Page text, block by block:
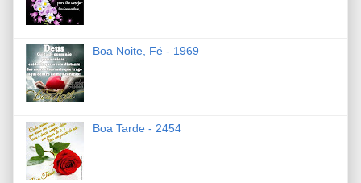
Boa Noite, Fé - 1969
Boa Tarde - 2454